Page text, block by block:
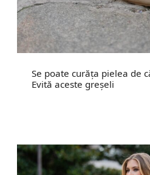
Se poate curăța pielea de
Evită aceste greșeli